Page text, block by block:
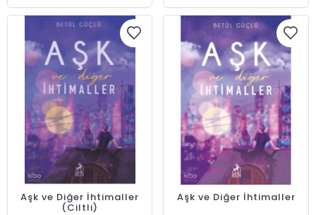
Aşk ve Diğer İhtimaller
(Ciltli)
Aşk ve Diğer İhtimaller